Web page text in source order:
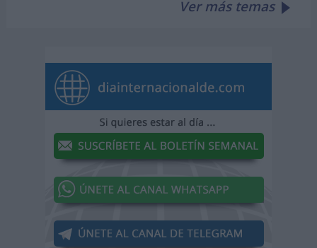
Ver más temas